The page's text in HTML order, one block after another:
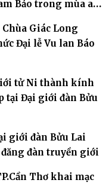
Bảo trong mùa an
Giác Long
Đại lễ Vu lan Báo
tử Ni thành kính
tại Đại giới đàn Bửu
giới đàn Bửu Lai
đàn truyền giới
Thơ khai mạc